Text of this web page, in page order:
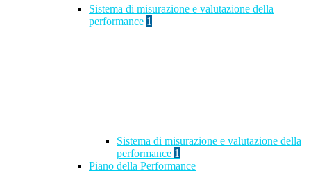
Sistema di misurazione e valutazione della
performance 1
Sistema di misurazione e valutazione della
performance 1
Piano della Performance